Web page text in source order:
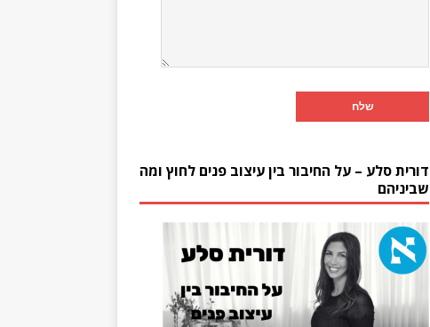
דורית סלע – על החיבור בין עיצוב פנים לחוץ ומה
שביניהם